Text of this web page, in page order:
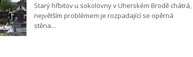
Starý hřbitov u sokolovny v Uherském Brodě chátrá,
největším problémem je rozpadající se opěrná
stěna…